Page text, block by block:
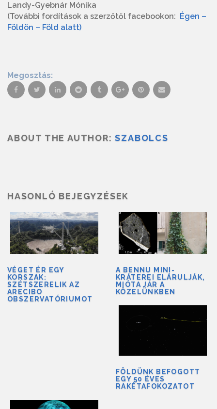
Landy-Gyebnár Mónika
(További fordítások a szerzőtől facebookon: Égen –
Földön – Föld alatt)
Megosztás:
ABOUT THE AUTHOR:SZABOLCS
HASONLÓ BEJEGYZÉSEK
VÉGET ÉR EGY
KORSZAK:
SZÉTSZERELIK AZ
ARECIBO
OBSZERVATÓRIUMOT
A BENNU MINI-
KRÁTEREI ELÁRULJÁK,
MIÓTA JÁR A
KÖZELÜNKBEN
FÖLDÜNK BEFOGOTT
EGY 50 ÉVES
RAKÉTAFOKOZATOT